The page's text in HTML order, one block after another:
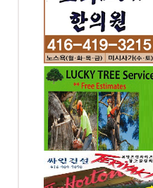
전화: 416-226-2624
77 Finch Ave W #302,
North York Toronto,
ON
(무료) 방렌트,하숙 찾
아주기
전화: 4169097070
4065 Chesswood Dr.
Toronto, ON
K-포차 ...미시사가(만
두향프라자)